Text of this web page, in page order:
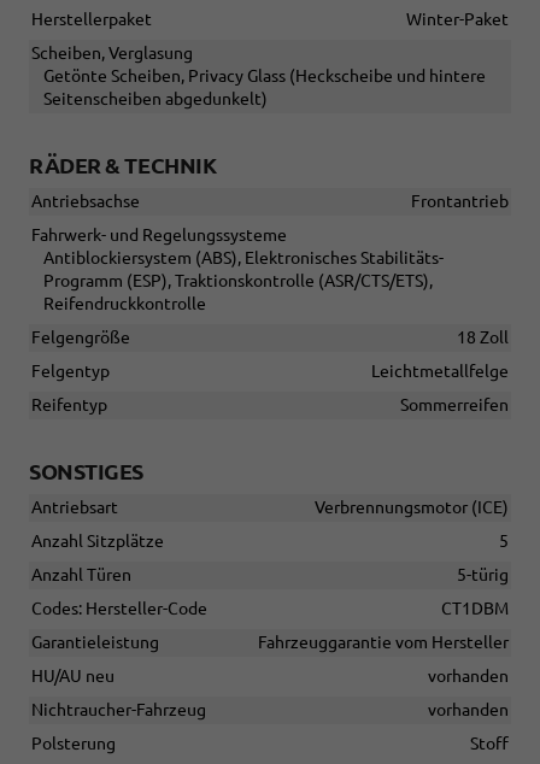
Herstellerpaket
Winter-Paket
Scheiben, Verglasung
Getönte Scheiben, Privacy Glass (Heckscheibe und hintere
Seitenscheiben abgedunkelt)
RÄDER & TECHNIK
Antriebsachse
Frontantrieb
Fahrwerk- und Regelungssysteme
Antiblockiersystem (ABS), Elektronisches Stabilitäts-
Programm (ESP), Traktionskontrolle (ASR/CTS/ETS),
Reifendruckkontrolle
Felgengröße
18 Zoll
Felgentyp
Leichtmetallfelge
Reifentyp
Sommerreifen
SONSTIGES
Antriebsart
Verbrennungsmotor (ICE)
Anzahl Sitzplätze
5
Anzahl Türen
5-türig
Codes: Hersteller-Code
CT1DBM
Garantieleistung
Fahrzeuggarantie vom Hersteller
HU/AU neu
vorhanden
Nichtraucher-Fahrzeug
vorhanden
Polsterung
Stoff